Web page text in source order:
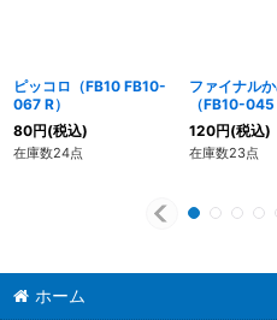
ピッコロ（FB10 FB10-
067 R）
80円(税込)
在庫数24点
ファイナル
（FB10-045
120円(税込)
在庫数23点
ホーム